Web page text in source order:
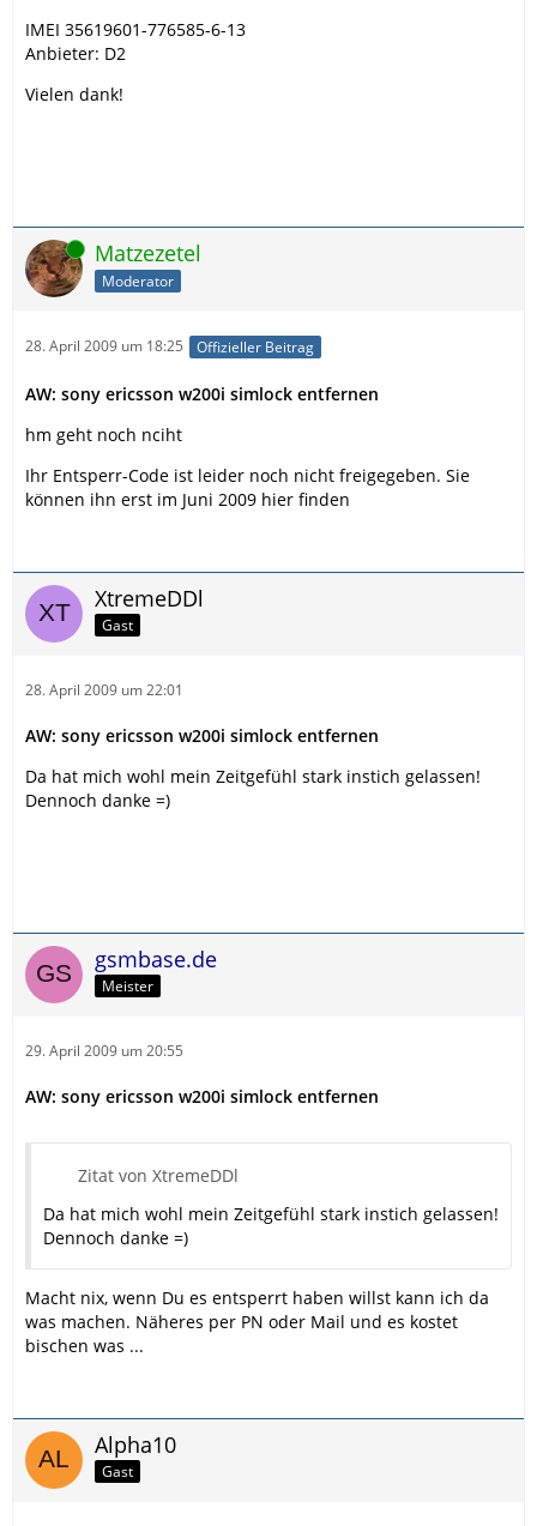
IMEI 35619601-776585-6-13
Anbieter: D2
Vielen dank!
Online Matzezetel
Moderator
28. April 2009 um 18:25 Offizieller Beitrag
AW: sony ericsson w200i simlock entfernen
hm geht noch nciht
Ihr Entsperr-Code ist leider noch nicht freigegeben. Sie
können ihn erst im Juni 2009 hier finden
XtremeDDl
Gast
28. April 2009 um 22:01
AW: sony ericsson w200i simlock entfernen
Da hat mich wohl mein Zeitgefühl stark instich gelassen!
Dennoch danke =)
gsmbase.de
Meister
29. April 2009 um 20:55
AW: sony ericsson w200i simlock entfernen
Zitat von XtremeDDl
Da hat mich wohl mein Zeitgefühl stark instich gelassen!
Dennoch danke =)
Macht nix, wenn Du es entsperrt haben willst kann ich da
was machen. Näheres per PN oder Mail und es kostet
bischen was ...
Alpha10
Gast